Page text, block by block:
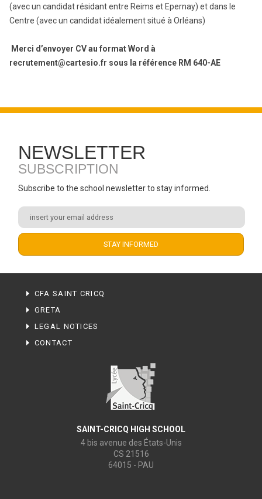
(avec un candidat résidant entre Reims et Epernay) et dans le
Centre (avec un candidat idéalement situé à Orléans)
Merci d’envoyer CV au format Word à
recrutement@cartesio.fr sous la référence RM 640-AE
NEWSLETTER
SUBSCRIPTION
Subscribe to the school newsletter to stay informed.
CFA SAINT CRICQ
GRETA
LEGAL NOTICES
CONTACT
SAINT-CRICQ HIGH SCHOOL
4 bis avenue des États-Unis
CS 21516
64015 - PAU